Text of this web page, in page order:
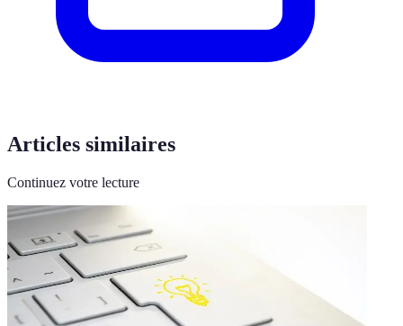
Articles similaires
Continuez votre lecture